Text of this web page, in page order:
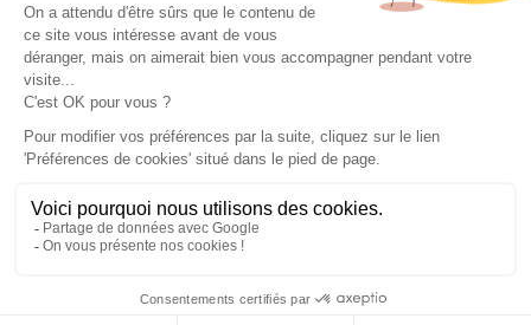
Politique de cookies
Gérer les cookies
Contacts